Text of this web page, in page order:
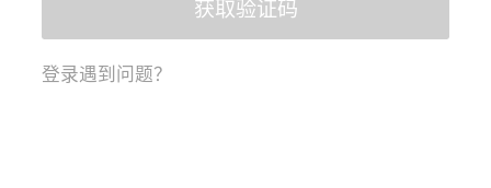
获取验证码
登录遇到问题？